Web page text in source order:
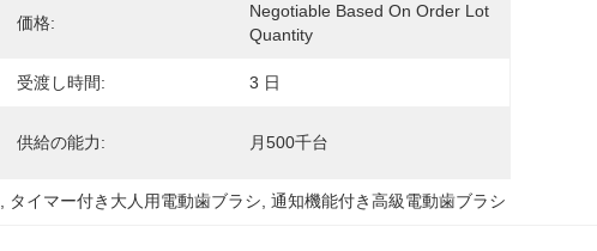
価格:
Negotiable Based On Order Lot
Quantity
受渡し時間: 3 日
供給の能力: 月500千台
タイマー付き大人用電動歯ブラシ , 通知機能付き高級電動歯ブラシ